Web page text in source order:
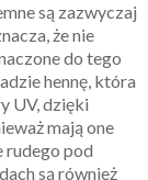
są zazwyczaj
że nie
do tego
hennę, która
UV, dzięki
mają one
rudego pod
są również